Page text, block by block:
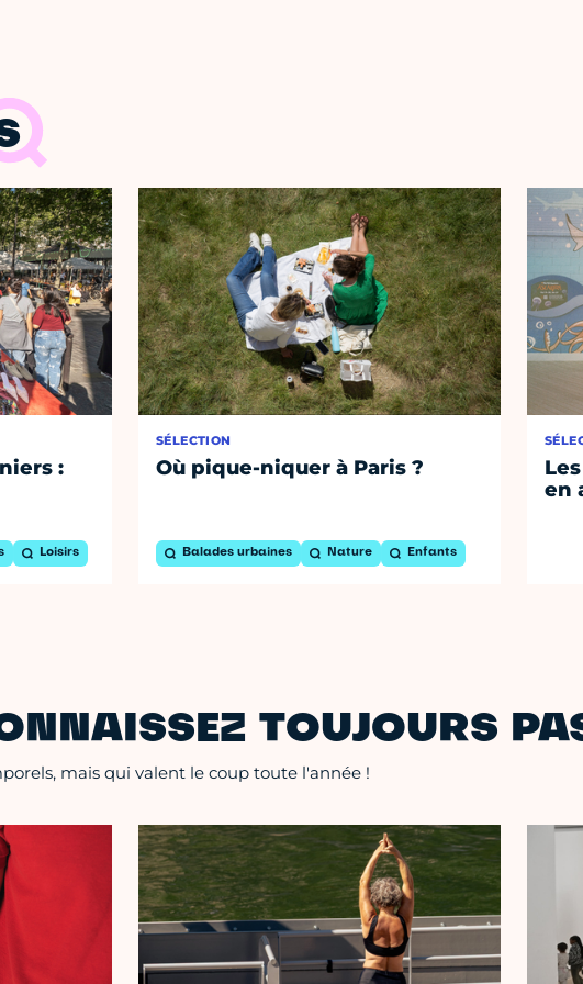
:
Loisirs
SÉLECTION
Où pique-niquer à Paris ?
Balades urbaines Nature Enfants
en
TOUJOURS
mais qui valent le coup toute l'année !